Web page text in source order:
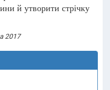
й утворити стрічку
2017